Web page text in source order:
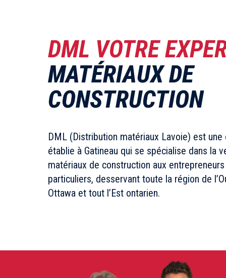
DML VOTRE
MATÉRIAUX DE
CONSTRUCTION
DML (Distribution matériaux Lavoie) est
établie à Gatineau qui se spécialise dans la
matériaux de construction aux
particuliers, desservant toute la région de
Ottawa et tout l’Est ontarien.